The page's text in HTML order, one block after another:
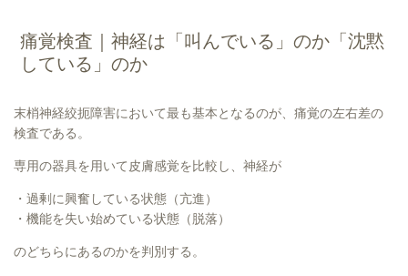
痛覚検査｜神経は「叫んでいる」のか「沈黙
している」のか
末梢神経絞扼障害において最も基本となるのが、痛覚の左右差の
検査である。
専用の器具を用いて皮膚感覚を比較し、神経が
・過剰に興奮している状態（亢進）
・機能を失い始めている状態（脱落）
のどちらにあるのかを判別する。